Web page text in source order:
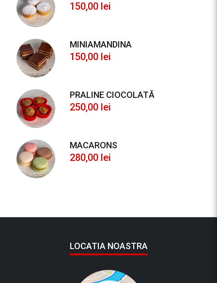
150,00 lei
MINIAMANDINA
150,00 lei
PRALINE CIOCOLATĂ
250,00 lei
MACARONS
280,00 lei
LOCATIA NOASTRA